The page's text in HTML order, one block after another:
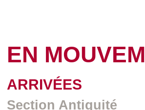
EN
ARRIVÉES
Section Antiquité